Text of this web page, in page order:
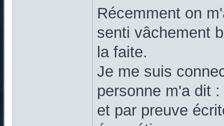
Récemment on
senti vâchement
la faite.
Je me suis
personne m'a dit
et par preuve